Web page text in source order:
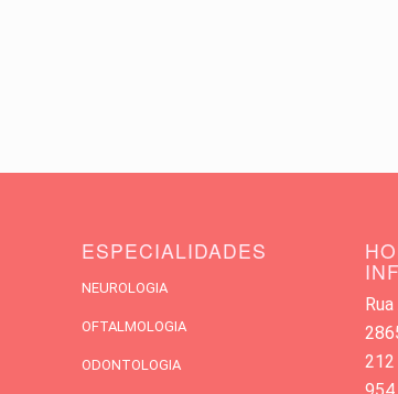
ESPECIALIDADES
NEUROLOGIA
OFTALMOLOGIA
ODONTOLOGIA